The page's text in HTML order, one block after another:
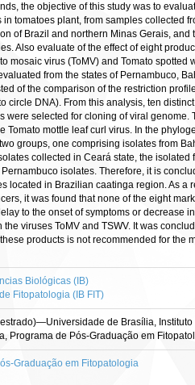
the objective of this study was to
in tomatoes plant, from samples collected
of Brazil and northern Minas Gerais,
Also evaluate of the effect of eight
mosaic virus (ToMV) and Tomato spotted
from the states of Pernambuco,
of the comparison of the restriction
circle DNA). From this analysis, ten
were selected for cloning of viral genome.
Tomato mottle leaf curl virus. In the
groups, one comprising isolates from
collected in Ceará state, the
isolates. Therefore, it is
located in Brazilian caatinga region. As a
it was found that none of the eight
to the onset of symptoms or decrease
the viruses ToMV and TSWV. It was
products is not recommended for the
Biológicas (IB)
Fitopatologia (IB FIT)
de Brasília,
Programa de Pós-Graduação em
Graduação em Fitopatologia